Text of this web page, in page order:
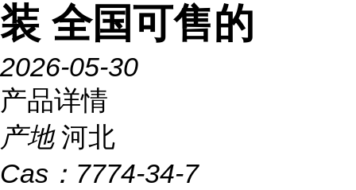
装 全国可售的
2026-05-30
产品详情
产地 河北
Cas： 7774-34-7